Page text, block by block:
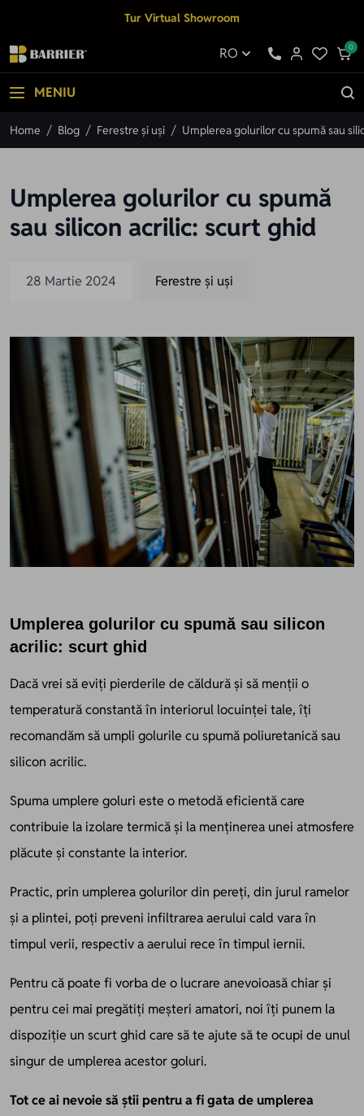
Tur Virtual Showroom
RO 0
MENIU
Home / Blog / Ferestre și uși / Umplerea golurilor cu spumă sau
Umplerea golurilor cu spumă
sau silicon acrilic: scurt ghid
28 Martie 2024 Ferestre și uși
Umplerea golurilor cu spumă sau silicon
acrilic: scurt ghid
Dacă vrei să eviți pierderile de căldură și să menții o
temperatură constantă în interiorul locuinței tale, îți
recomandăm să umpli golurile cu spumă poliuretanică sau
silicon acrilic.
Spuma umplere goluri este o metodă eficientă care
contribuie la izolare termică și la menținerea unei atmosfere
plăcute și constante la interior.
Practic, prin umplerea golurilor din pereți, din jurul ramelor
și a plintei, poți preveni infiltrarea aerului cald vara în
timpul verii, respectiv a aerului rece în timpul iernii.
Pentru că poate fi vorba de o lucrare anevoioasă chiar și
pentru cei mai pregătiți meșteri amatori, noi îți punem la
dispoziție un scurt ghid care să te ajute să te ocupi de unul
singur de umplerea acestor goluri.
Tot ce ai nevoie să știi pentru a fi gata de umplerea